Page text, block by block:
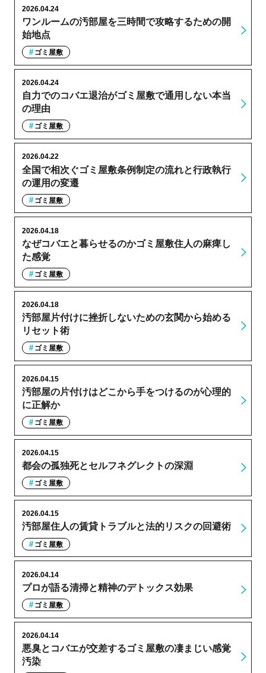
ワンルームの汚部屋を三時間で攻略するための開
始地点
2026.04.24
ゴミ屋敷
自力でのコバエ退治がゴミ屋敷で通用しない本当
の理由
2026.04.24
ゴミ屋敷
全国で相次ぐゴミ屋敷条例制定の流れと行政執行
の運用の変遷
2026.04.22
ゴミ屋敷
なぜコバエと暮らせるのかゴミ屋敷住人の麻痺し
た感覚
2026.04.18
ゴミ屋敷
汚部屋片付けに挫折しないための玄関から始める
リセット術
2026.04.18
ゴミ屋敷
汚部屋の片付けはどこから手をつけるのが心理的
に正解か
2026.04.15
ゴミ屋敷
都会の孤独死とセルフネグレクトの深淵
2026.04.15
ゴミ屋敷
汚部屋住人の賃貸トラブルと法的リスクの回避術
2026.04.15
ゴミ屋敷
プロが語る清掃と精神のデトックス効果
2026.04.14
ゴミ屋敷
悪臭とコバエが交差するゴミ屋敷の凄まじい感覚
汚染
2026.04.14